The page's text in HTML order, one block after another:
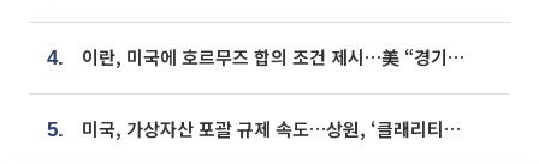
4. 이란, 미국에 호르무즈 합의 조건 제시…美 “경기 아직 안 끝나” [종합]
5. 미국, 가상자산 포괄 규제 속도…상원, ‘클래리티법’ 9월 절차투표 추진